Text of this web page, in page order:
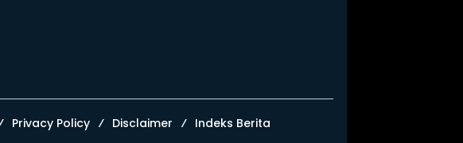
Privacy Policy Disclaimer Indeks Berita